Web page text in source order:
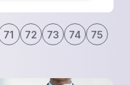
71 72 73 74
75